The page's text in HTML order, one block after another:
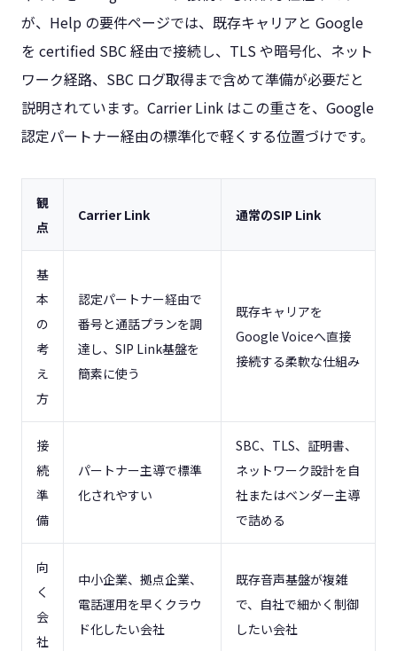
が、Help の要件ページでは、既存キャリアと Google
を certified SBC 経由で接続し、TLS や暗号化、ネット
ワーク経路、SBC ログ取得まで含めて準備が必要だと
説明されています。Carrier Link はこの重さを、Google
認定パートナー経由の標準化で軽くする位置づけです。
観
点
Carrier Link 通常のSIP Link
基
本
の
考
え
方
認定パートナー経由で
番号と通話プランを調
達し、SIP Link基盤を
簡素に使う
既存キャリアを
Google Voiceへ直接
接続する柔軟な仕組み
接
続
準
備
パートナー主導で標準
化されやすい
SBC、TLS、証明書、
ネットワーク設計を自
社またはベンダー主導
で詰める
向
く
会
社
中小企業、拠点企業、
電話運用を早くクラウ
ド化したい会社
既存音声基盤が複雑
で、自社で細かく制御
したい会社